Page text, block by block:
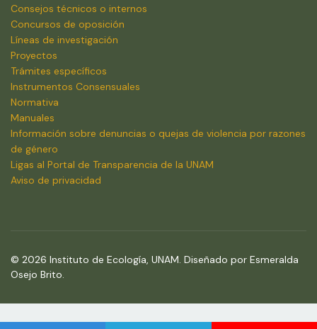
Consejos técnicos o internos
Concursos de oposición
Líneas de investigación
Proyectos
Trámites específicos
Instrumentos Consensuales
Normativa
Manuales
Información sobre denuncias o quejas de violencia por razones
de género
Ligas al Portal de Transparencia de la UNAM
Aviso de privacidad
© 2026 Instituto de Ecología, UNAM. Diseñado por Esmeralda
Osejo Brito.